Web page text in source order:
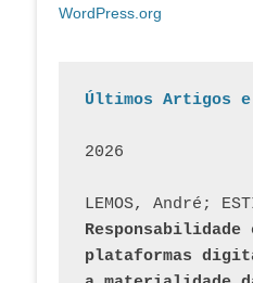
WordPress.org
Últimos Artigos
2026
plataformas